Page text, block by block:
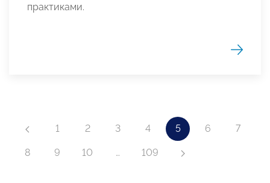
практиками.
1 2 3 4 5 6 7
8 9 10 … 109